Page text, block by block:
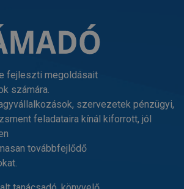
fejleszti megoldásait
számára.
szervezetek pénzügyi,
feladataira kínál kiforrott, jól
továbbfejlődő